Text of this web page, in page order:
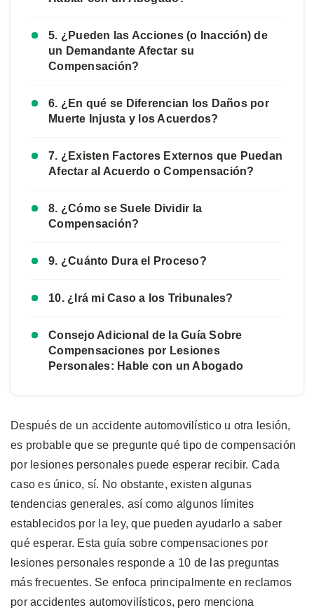
5. ¿Pueden las Acciones (o Inacción) de
un Demandante Afectar su
Compensación?
6. ¿En qué se Diferencian los Daños por
Muerte Injusta y los Acuerdos?
7. ¿Existen Factores Externos que Puedan
Afectar al Acuerdo o Compensación?
8. ¿Cómo se Suele Dividir la
Compensación?
9. ¿Cuánto Dura el Proceso?
10. ¿Irá mi Caso a los Tribunales?
Consejo Adicional de la Guía Sobre
Compensaciones por Lesiones
Personales: Hable con un Abogado
Después de un accidente automovilístico u otra lesión,
es probable que se pregunte qué tipo de compensación
por lesiones personales puede esperar recibir. Cada
caso es único, sí. No obstante, existen algunas
tendencias generales, así como algunos límites
establecidos por la ley, que pueden ayudarlo a saber
qué esperar. Esta guía sobre compensaciones por
lesiones personales responde a 10 de las preguntas
más frecuentes. Se enfoca principalmente en reclamos
por accidentes automovilísticos, pero menciona